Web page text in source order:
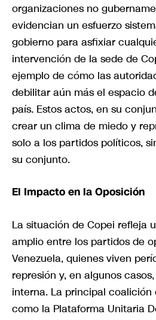
organizaciones no
evidencian un esfuerzo
gobierno para asfixiar
intervención de la sede de
ejemplo de cómo las
debilitar aún más el espacio
país. Estos actos, en su
crear un clima de miedo y
solo a los partidos políticos,
su conjunto.
El Impacto en la Oposición
La situación de Copei refleja
amplio entre los partidos de
Venezuela, quienes viven
represión y, en algunos
interna. La principal
como la Plataforma Unitaria